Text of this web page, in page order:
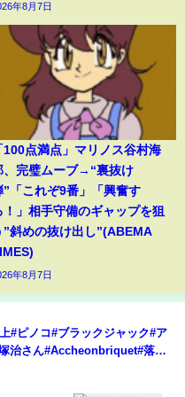
年8月7日
100点満点」マリノス谷村海
、完璧ムーブ→“裏抜け
”「これぞ9番」「興奮す
！」相手守備のギャップを狙
”斜めの抜け出し”(ABEMA
年8月7日
#ピノコ#ブラックジャック#ア
治さん#Accheonbriquet#落ち